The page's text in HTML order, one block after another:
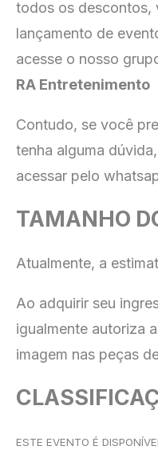
todos os descontos,
lançamento de
acesse o nosso
RA Entretenimento
Contudo, se você
tenha alguma
acessar pelo
TAMANHO
Atualmente, a
Ao adquirir seu
igualmente autoriza
imagem nas peças
ESTE EVENTO É